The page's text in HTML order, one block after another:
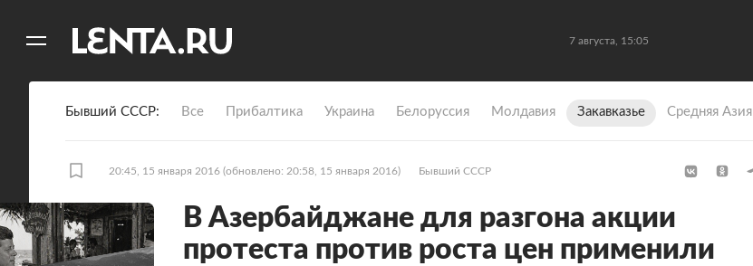
7 августа, 15:05
Бывший СССР Все Прибалтика Украина Белоруссия Молдавия Закавказье Средняя Азия
20:45, 15 января 2016 (обновлено: 20:58, 15 января 2016) Бывший СССР
В Азербайджане для разгона акции
протеста против роста цен применили